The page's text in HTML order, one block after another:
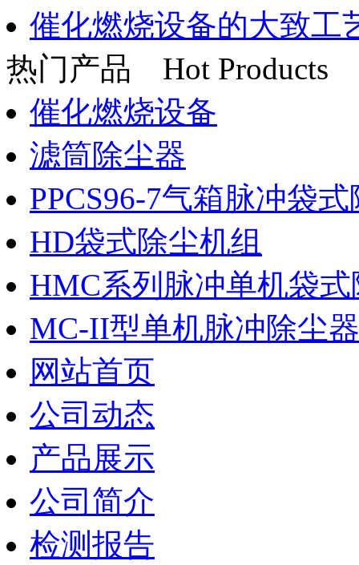
催化燃烧设备的大致工
热门产品
Hot Products
催化燃烧设备
滤筒除尘器
PPCS96-7气箱脉冲袋
HD袋式除尘机组
HMC系列脉冲单机袋式
MC-II型单机脉冲除尘器
网站首页
公司动态
产品展示
公司简介
检测报告